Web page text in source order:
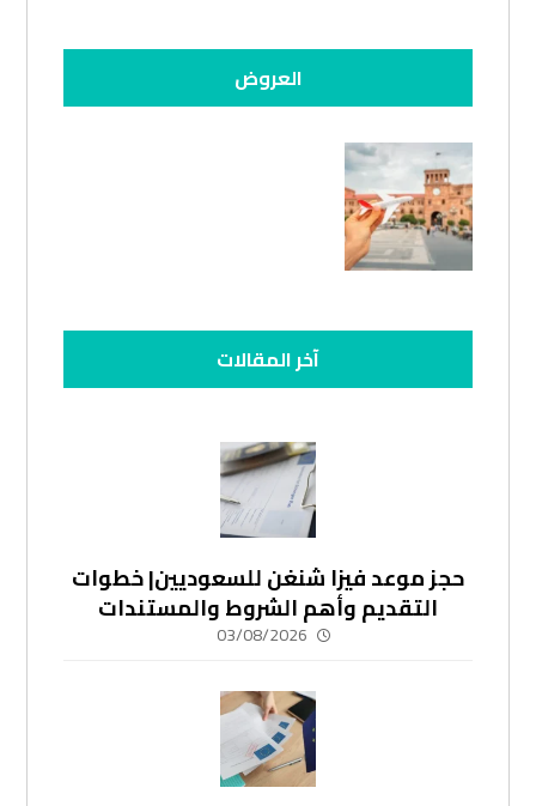
العروض
آخر المقالات
حجز موعد فيزا شنغن للسعوديين| خطوات
التقديم وأهم الشروط والمستندات
03/08/2026